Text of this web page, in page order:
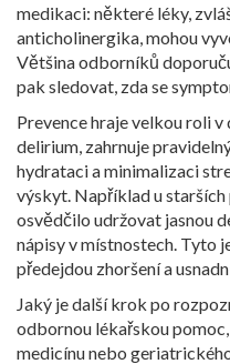
medikaci: některé léky,
anticholinergika, mohou
Většina odborníků
pak sledovat, zda se
Prevence hraje velkou roli
delirium, zahrnuje
hydrataci a minimalizaci
výskyt. Například u starších
osvědčilo udržovat jasnou
nápisy v místnostech. Tyto
předejdou zhoršení a
Jaký je další krok po
odbornou lékařskou
medicínu nebo